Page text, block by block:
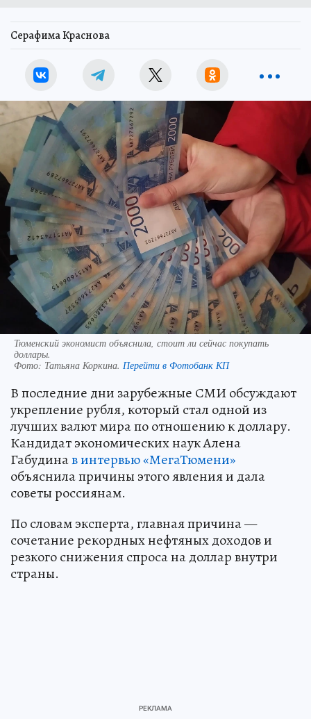
Серафима Краснова
Тюменский экономист объяснила, стоит ли сейчас покупать
доллары.
Фото: Татьяна Коркина. Перейти в Фотобанк КП
В последние дни зарубежные СМИ обсуждают
укрепление рубля, который стал одной из
лучших валют мира по отношению к доллару.
Кандидат экономических наук Алена
Габудинав интервью «МегаТюмени»
объяснила причины этого явления и дала
советы россиянам.
По словам эксперта, главная причина —
сочетание рекордных нефтяных доходов и
резкого снижения спроса на доллар внутри
страны.